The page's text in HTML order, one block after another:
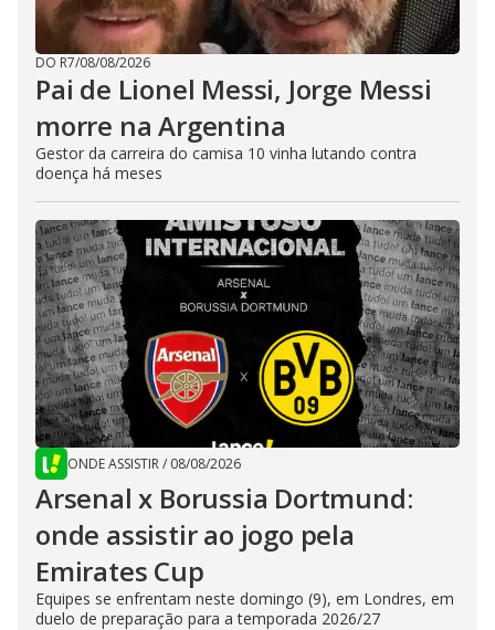
DO R7/08/08/2026
Pai de Lionel Messi, Jorge Messi
morre na Argentina
Gestor da carreira do camisa 10 vinha lutando contra
doença há meses
ONDE ASSISTIR/ 08/08/2026
Arsenal x Borussia Dortmund:
onde assistir ao jogo pela
Emirates Cup
Equipes se enfrentam neste domingo (9), em Londres, em
duelo de preparação para a temporada 2026/27